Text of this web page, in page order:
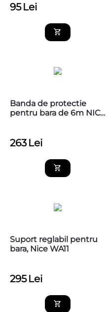
95 Lei
Banda de protectie
pentru bara de 6m NICE
263 Lei
Suport reglabil pentru
bara, Nice WA11
295 Lei